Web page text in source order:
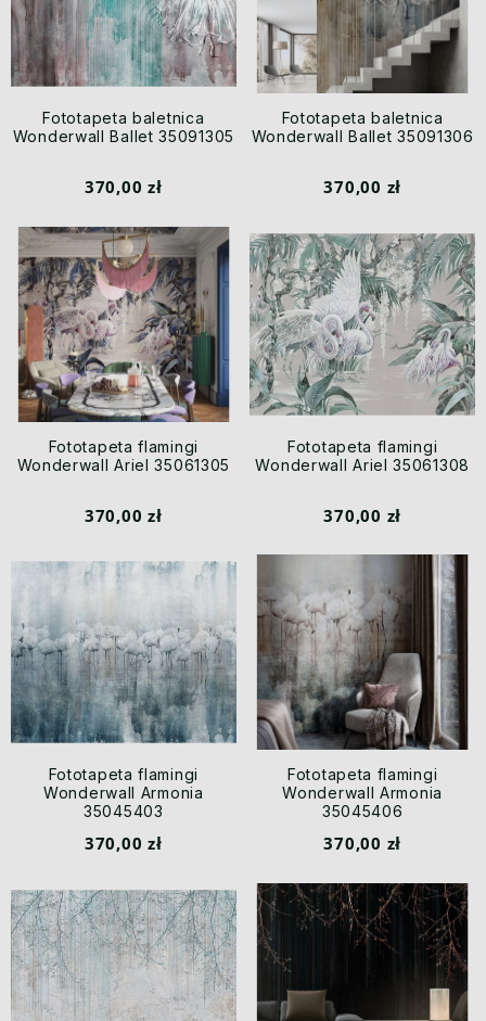
Fototapeta baletnica
Wonderwall Ballet 35091305
370,00 zł
Fototapeta baletnica
Wonderwall Ballet 35091306
370,00 zł
Fototapeta flamingi
Wonderwall Ariel 35061305
370,00 zł
Fototapeta flamingi
Wonderwall Ariel 35061308
370,00 zł
Fototapeta flamingi
Wonderwall Armonia
35045403
370,00 zł
Fototapeta flamingi
Wonderwall Armonia
35045406
370,00 zł